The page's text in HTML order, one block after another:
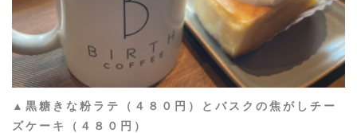
▲黒糖きな粉ラテ（４８０円）とバスクの焦がしチー
ズケーキ（４８０円）